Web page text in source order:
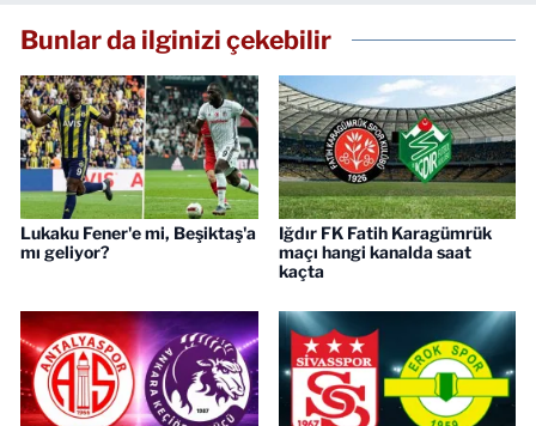
Bunlar da ilginizi çekebilir
Lukaku Fener'e mi, Beşiktaş'a
mı geliyor?
Iğdır FK Fatih Karagümrük
maçı hangi kanalda saat
kaçta